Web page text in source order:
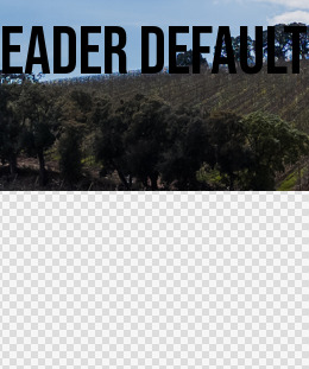
DEFAULT